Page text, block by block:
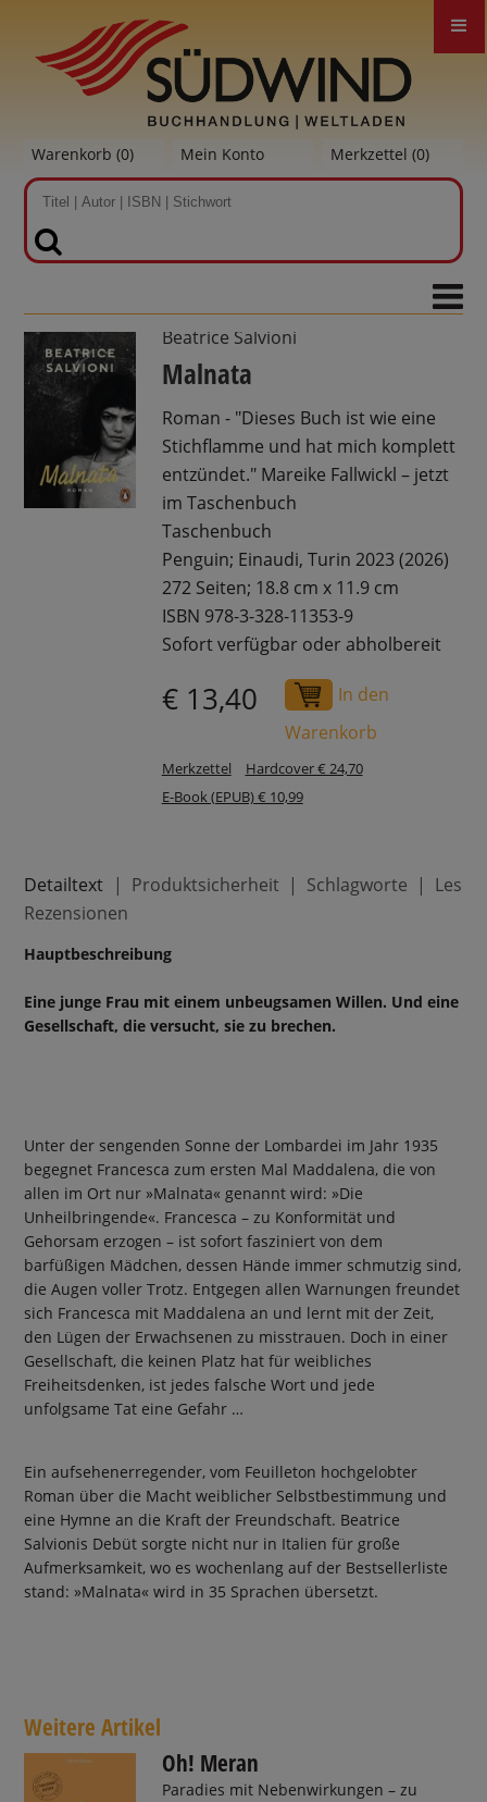
Warenkorb (0) Mein Konto Merkzettel (0)
Beatrice Salvioni
Malnata
Roman - "Dieses Buch ist wie eine
Stichflamme und hat mich komplett
entzündet." Mareike Fallwickl – jetzt
im Taschenbuch
Taschenbuch
Penguin; Einaudi, Turin 2023 (2026)
272 Seiten; 18.8 cm x 11.9 cm
ISBN 978-3-328-11353-9
Sofort verfügbar oder abholbereit
€ 13,40
In den
Warenkorb
Merkzettel
Hardcover € 24,70
E-Book (EPUB) € 10,99
Detailtext Produktsicherheit Schlagworte
Rezensionen
Hauptbeschreibung
Eine junge Frau mit einem unbeugsamen Willen. Und eine
Gesellschaft, die versucht, sie zu brechen.
Unter der sengenden Sonne der Lombardei im Jahr 1935
begegnet Francesca zum ersten Mal Maddalena, die von
allen im Ort nur »Malnata« genannt wird: »Die
Unheilbringende«. Francesca – zu Konformität und
Gehorsam erzogen – ist sofort fasziniert von dem
barfüßigen Mädchen, dessen Hände immer schmutzig sind,
die Augen voller Trotz. Entgegen allen Warnungen freundet
sich Francesca mit Maddalena an und lernt mit der Zeit,
den Lügen der Erwachsenen zu misstrauen. Doch in einer
Gesellschaft, die keinen Platz hat für weibliches
Freiheitsdenken, ist jedes falsche Wort und jede
unfolgsame Tat eine Gefahr …
Ein aufsehenerregender, vom Feuilleton hochgelobter
Roman über die Macht weiblicher Selbstbestimmung und
eine Hymne an die Kraft der Freundschaft. Beatrice
Salvionis Debüt sorgte nicht nur in Italien für große
Aufmerksamkeit, wo es wochenlang auf der Bestsellerliste
stand: »Malnata« wird in 35 Sprachen übersetzt.
Weitere Artikel
Oh! Meran
Paradies mit Nebenwirkungen – zu